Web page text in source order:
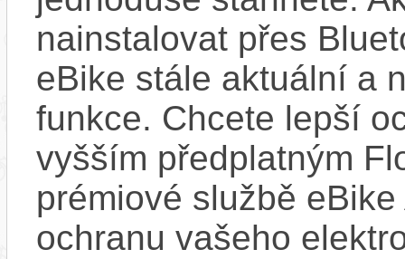
nainstalovat přes
eBike stále aktuální a
funkce. Chcete lepší
vyšším předplatným
prémiové službě
ochranu vašeho